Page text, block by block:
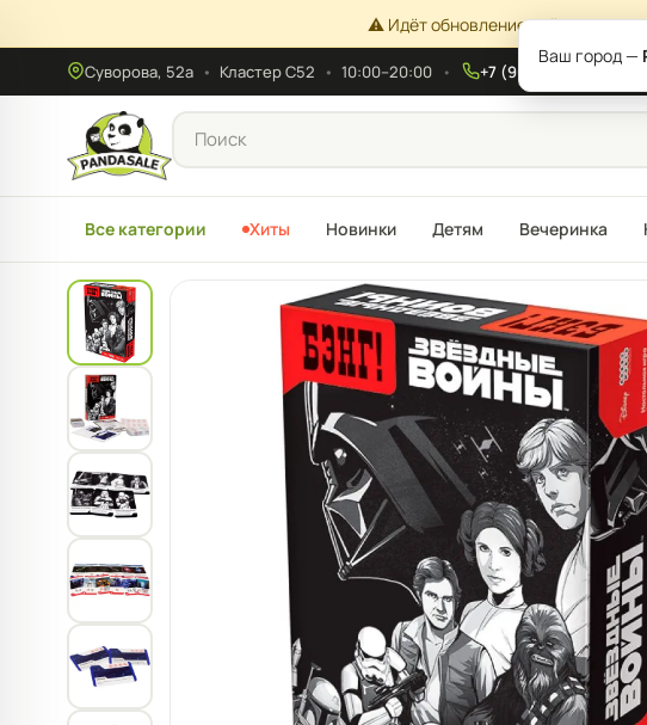
⚠️ Идёт обновление сайта —
Суворова, 52а • Кластер С52 • 10:00–20:00 +7 (908) 177-87-17
Все категории Хиты Новинки Детям Вечеринка
Ваш город —